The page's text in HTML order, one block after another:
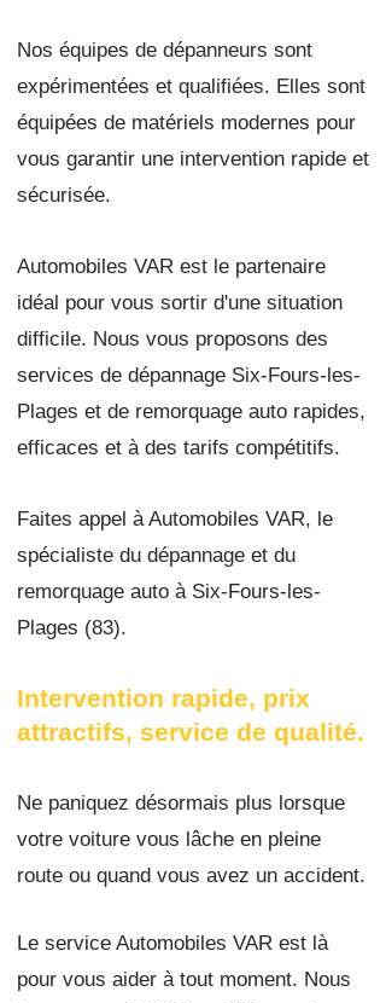
Nos équipes de dépanneurs sont
expérimentées et qualifiées. Elles sont
équipées de matériels modernes pour
vous garantir une intervention rapide et
sécurisée.
Automobiles VAR est le partenaire
idéal pour vous sortir d'une situation
difficile. Nous vous proposons des
services de dépannage Six-Fours-les-
Plages et de remorquage auto rapides,
efficaces et à des tarifs compétitifs.
Faites appel à Automobiles VAR, le
spécialiste du dépannage et du
remorquage auto à Six-Fours-les-
Plages (83).
Intervention rapide, prix
attractifs, service de qualité.
Ne paniquez désormais plus lorsque
votre voiture vous lâche en pleine
route ou quand vous avez un accident.
Le service Automobiles VAR est là
pour vous aider à tout moment. Nous